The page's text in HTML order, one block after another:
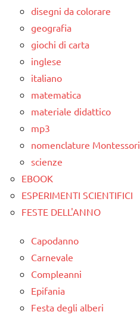
disegni da colorare
geografia
giochi di carta
inglese
italiano
matematica
materiale didattico
mp3
nomenclature Montessori
scienze
EBOOK
ESPERIMENTI SCIENTIFICI
FESTE DELL'ANNO
Capodanno
Carnevale
Compleanni
Epifania
Festa degli alberi